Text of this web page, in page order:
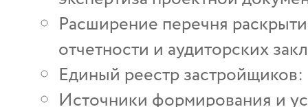
Расширение перечня
отчетности и аудиторских
Единый реестр
Источники формирования и